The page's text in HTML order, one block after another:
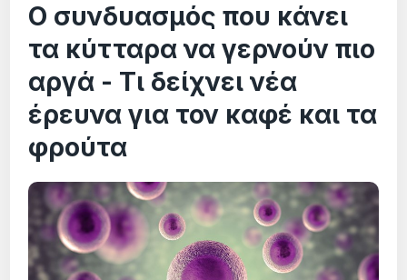
Ο συνδυασμός που κάνει
τα κύτταρα να γερνούν πιο
αργά - Τι δείχνει νέα
έρευνα για τον καφέ και τα
φρούτα